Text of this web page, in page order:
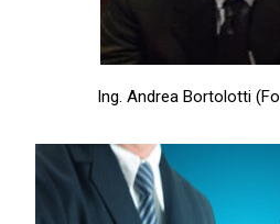
Ing. Andrea Bortolotti